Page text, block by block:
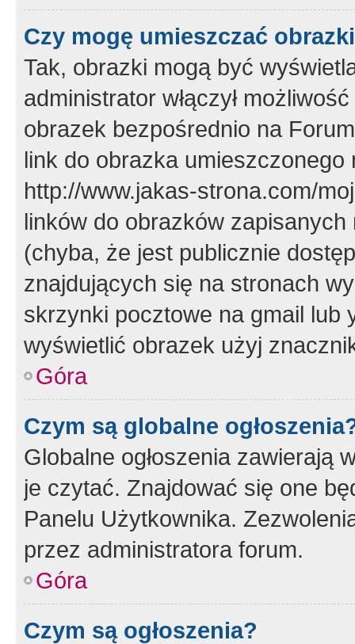
Czy mogę umieszczać
Tak, obrazki mogą być
administrator włączył
obrazek bezpośrednio na
link do obrazka
http://www.jakas-strona.com/
linków do obrazków
(chyba, że jest publicznie
znajdujących się na stronach
skrzynki pocztowe na gmail lub
wyświetlić obrazek użyj
Góra
Czym są globalne
Globalne ogłoszenia zawierają
je czytać. Znajdować się one
Panelu Użytkownika.
przez administratora forum.
Góra
Czym są ogłoszenia?